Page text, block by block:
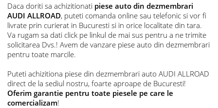
Daca doriti sa achizitionati piese auto din dezmembrari
AUDI ALLROAD, puteti comanda online sau telefonic si vor fi
livrate prin curierat in Bucuresti si in orice localitate din tara.
Va rugam sa dati click pe linkul de mai sus pentru a ne trimite
solicitarea Dvs.! Avem de vanzare piese auto din dezmembrari
pentru toate marcile.
Puteti achizitiona piese din dezmembrari auto AUDI ALLROAD
direct de la sediul nostru, foarte aproape de Bucuresti!
Oferim garantie pentru toate piesele pe care le
comercializam!